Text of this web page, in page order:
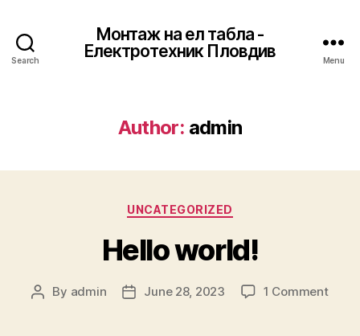
Search
Монтаж на ел табла -
Електротехник Пловдив
Menu
Author: admin
Categories
UNCATEGORIZED
Hello world!
Post
By admin
PostJune 28, 2023 1 Commenton